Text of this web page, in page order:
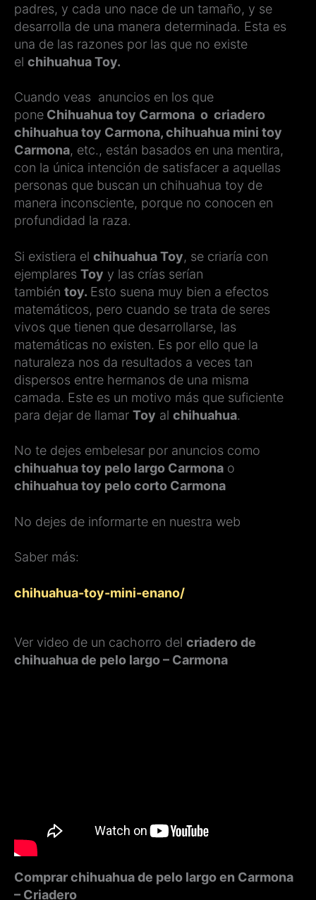
padres, y cada uno nace de un tamaño, y se
desarrolla de una manera determinada. Esta es
una de las razones por las que no existe
el chihuahua Toy.
Cuando veas anuncios en los que
pone Chihuahua toy Carmona o criadero
chihuahua toy Carmona, chihuahua mini toy
Carmona, etc., están basados en una mentira,
con la única intención de satisfacer a aquellas
personas que buscan un chihuahua toy de
manera inconsciente, porque no conocen en
profundidad la raza.
Si existiera el chihuahua Toy, se criaría con
ejemplares Toy y las crías serían
también toy. Esto suena muy bien a efectos
matemáticos, pero cuando se trata de seres
vivos que tienen que desarrollarse, las
matemáticas no existen. Es por ello que la
naturaleza nos da resultados a veces tan
dispersos entre hermanos de una misma
camada. Este es un motivo más que suficiente
para dejar de llamar Toy al chihuahua.
No te dejes embelesar por anuncios como
chihuahua toy pelo largo Carmona o
chihuahua toy pelo corto Carmona
No dejes de informarte en nuestra web
Saber más:
chihuahua-toy-mini-enano/
Ver video de un cachorro del criadero de
chihuahua de pelo largo – Carmona
Comprar chihuahua de pelo largo en Carmona
– Criadero